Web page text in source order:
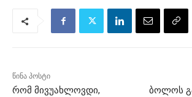
წინა პოსტი
რომ მივუახლოვდი,
ბოლოს